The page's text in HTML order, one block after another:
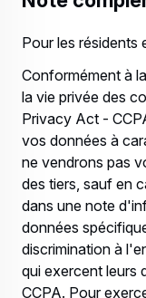
Pour les résidents
Conformément à
la vie privée des
Privacy Act -
vos données à
ne vendrons pas
des tiers, sauf en
dans une note
données
discrimination à
qui exercent leurs
CCPA. Pour